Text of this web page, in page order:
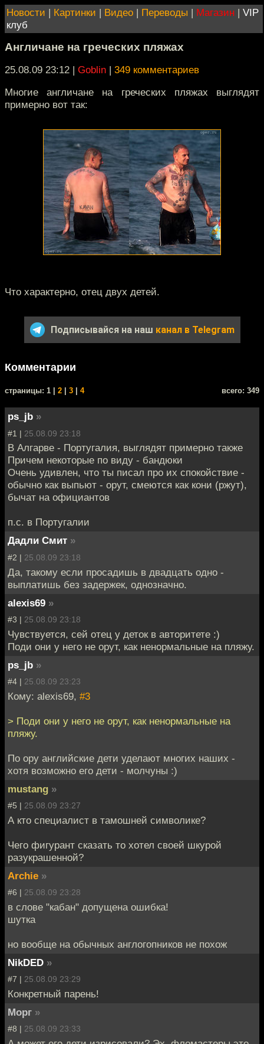
Новости | Картинки | Видео | Переводы | Магазин | VIP
клуб
Англичане на греческих пляжах
25.08.09 23:12 | Goblin | 349 комментариев
Многие англичане на греческих пляжах выглядят
примерно вот так:
Что характерно, отец двух детей.
Подписывайся на наш канал в Telegram
Комментарии
cтраницы: 1 | 2 3 4 всего: 349
ps_jb »
#1 | 25.08.09 23:18
В Алгарве - Португалия, выглядят примерно также
Причем некоторые по виду - бандюки
Очень удивлен, что ты писал про их спокойствие -
обычно как выпьют - орут, смеются как кони (ржут),
бычат на официантов
п.с. в Португалии
Дадли Смит »
#2 | 25.08.09 23:18
Да, такому если просадишь в двадцать одно -
выплатишь без задержек, однозначно.
alexis69 »
#3 | 25.08.09 23:18
Чувствуется, сей отец у деток в авторитете :)
Поди они у него не орут, как ненормальные на пляжу.
ps_jb »
#4 | 25.08.09 23:23
Кому: alexis69, #3
> Поди они у него не орут, как ненормальные на
пляжу.
По ору английские дети уделают многих наших -
хотя возможно его дети - молчуны :)
mustang »
#5 | 25.08.09 23:27
А кто специалист в тамошней символике?
Чего фигурант сказать то хотел своей шкурой
разукрашенной?
Archie »
#6 | 25.08.09 23:28
в слове "кабан" допущена ошибка!
шутка
но вообще на обычных англогопников не похож
NikDED »
#7 | 25.08.09 23:29
Конкретный парень!
Морг »
#8 | 25.08.09 23:33